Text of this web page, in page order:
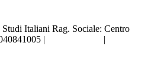
Italiani Rag. Sociale: Centro
|
|